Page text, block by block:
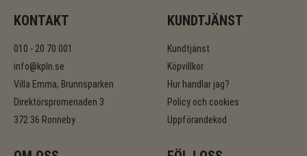
KONTAKT
010 - 20 70 001
info@kpln.se
Villa Emma, Brunnsparken
Direktörspromenaden 3
372 36 Ronneby
KUNDTJÄNST
Kundtjänst
Köpvillkor
Hur handlar jag?
Policy och cookies
Uppförandekod